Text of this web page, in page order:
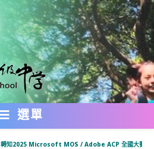
選單
轉知2025 Microsoft MOS / Adobe ACP 全國大賽